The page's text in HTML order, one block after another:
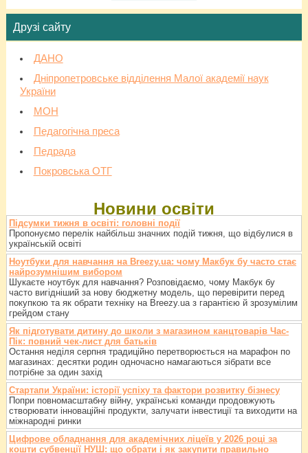
Друзі сайту
ДАНО
Дніпропетровське відділення Малої академії наук
України
МОН
Педагогічна преса
Педрада
Покровська ОТГ
Новини освіти
Підсумки тижня в освіті: головні події
Пропонуємо перелік найбільш значних подій тижня, що відбулися в
українській освіті
Ноутбуки для навчання на Breezy.ua: чому Макбук бу часто стає
найрозумнішим вибором
Шукаєте ноутбук для навчання? Розповідаємо, чому Макбук бу
часто вигідніший за нову бюджетну модель, що перевірити перед
покупкою та як обрати техніку на Breezy.ua з гарантією й зрозумілим
грейдом стану
Як підготувати дитину до школи з магазином канцтоварів Час-
Пік: повний чек-лист для батьків
Остання неділя серпня традиційно перетворюється на марафон по
магазинах: десятки родин одночасно намагаються зібрати все
потрібне за один захід
Стартапи України: історії успіху та фактори розвитку бізнесу
Попри повномасштабну війну, українські команди продовжують
створювати інноваційні продукти, залучати інвестиції та виходити на
міжнародні ринки
Цифрове обладнання для академічних ліцеїв у 2026 році за
кошти субвенції НУШ: що обрати і як закупити правильно